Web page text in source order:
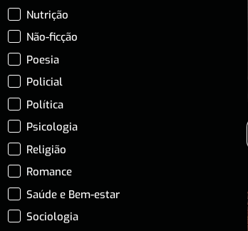
Nutrição
Não-ficção
Poesia
Policial
Política
Psicologia
Religião
Romance
Saúde e Bem-estar
Sociologia